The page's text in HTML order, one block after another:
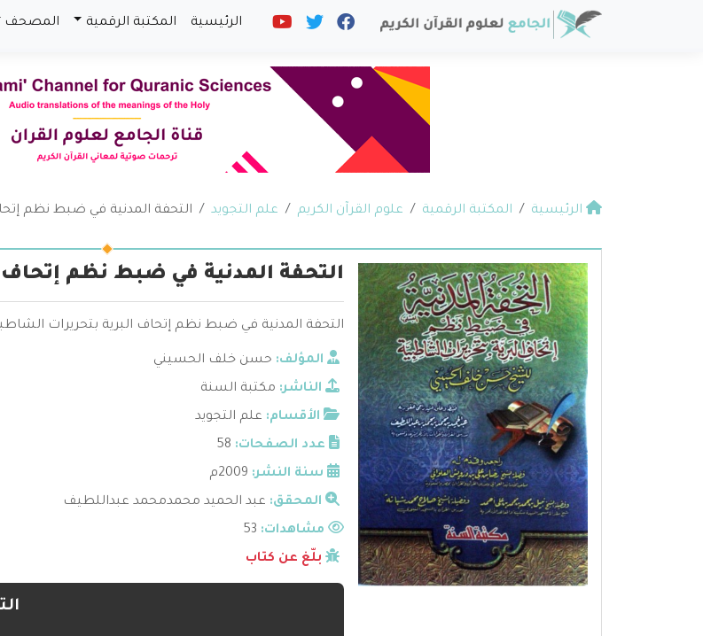
الرئيسية المكتبة الرقمية المصحف
الرئيسية المكتبة الرقمية علوم القرآن الكريم علم التجويد التحفة المدنية في ضبط نظم
التحفة المدنية في ضبط نظم إتحاف
التحفة المدنية في ضبط نظم إتحاف البرية بتحريرات
المؤلف: حسن خلف الحسيني
الناشر: مكتبة السنة
الأقسام: علم التجويد
عدد الصفحات: 58
سنة النشر: 2009م
المحقق: عبد الحميد محمدمحمد عبداللطيف
مشاهدات:
بلّغ عن كتاب